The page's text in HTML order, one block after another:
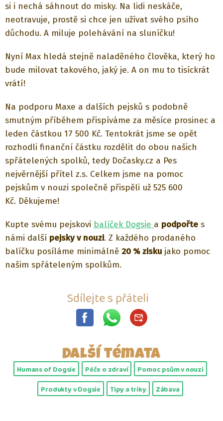
si i nechá sáhnout do misky. Na lidi neskáče,
neotravuje, prostě si chce jen užívat svého psího
důchodu. A miluje polehávání na sluníčku!
Nyní Max hledá stejně naladěného člověka, který ho
bude milovat takového, jaký je. A on mu to tisíckrát
vrátí!
Na podporu Maxe a dalších pejsků s podobně
smutným příběhem přispíváme za měsíce prosinec a
leden částkou 17 500 Kč. Tentokrát jsme se opět
rozhodli finanční částku rozdělit do obou našich
spřátelených spolků, tedy Dočasky.cz a Pes
nejvěrnější přítel z.s. Celkem jsme na pomoc
pejskům v nouzi společně přispěli už 525 600
Kč. Děkujeme!
Kupte svému pejskovi balíček Dogsie a podpořte s
námi další pejsky v nouzi. Z každého prodaného
balíčku posíláme minimálně 20 % zisku jako pomoc
našim spřáteleným spolkům.
Sdílejte s přáteli
Další témata
Humans of Dogsie Péče o zdraví
Pomoc psům v nouzi
Produkty v Dogsie
Tipy a triky Zábava